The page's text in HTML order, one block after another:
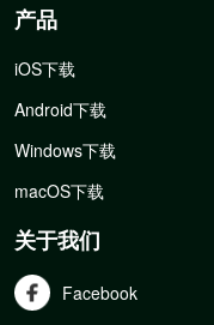
产品
iOS下载
Android下载
Windows下载
macOS下载
关于我们
Facebook